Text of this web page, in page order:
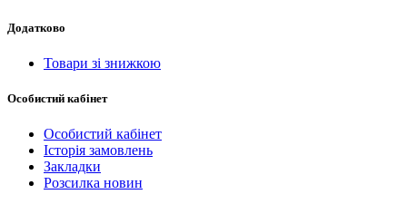
Додатково
Товари зі знижкою
Особистий кабінет
Особистий кабінет
Історія замовлень
Закладки
Розсилка новин